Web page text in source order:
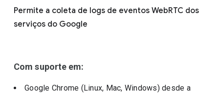
Incluir políticas suspensas
Permite a coleta de logs de eventos WebRTC dos
serviços do Google
Com suporte em:
Google Chrome (Linux, Mac, Windows)desde a